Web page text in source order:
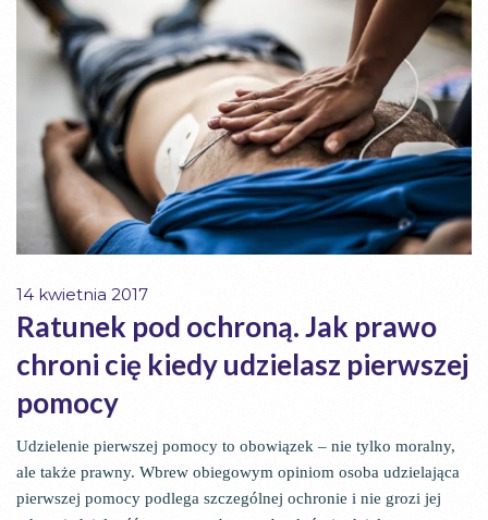
14 kwietnia 2017
Ratunek pod ochroną. Jak prawo
chroni cię kiedy udzielasz pierwszej
pomocy
Udzielenie pierwszej pomocy to obowiązek – nie tylko moralny,
ale także prawny. Wbrew obiegowym opiniom osoba udzielająca
pierwszej pomocy podlega szczególnej ochronie i nie grozi jej